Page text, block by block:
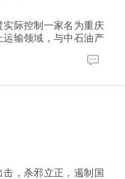
际控制一家名为重庆
输领域，与中石油产
，杀邪立正，遏制国